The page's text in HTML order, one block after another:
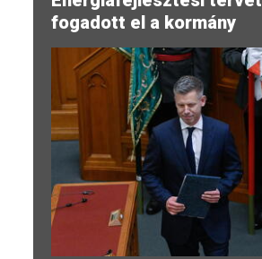
fogadott el a kormány